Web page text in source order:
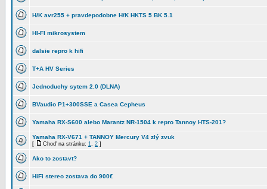
H/K avr255 + pravdepodobne H/K HKTS 5 BK 5.1
HI-FI mikrosystem
dalsie repro k hifi
T+A HV Series
Jednoduchy sytem 2.0 (DLNA)
BVaudio P1+300SSE a Casea Cepheus
Yamaha RX-S600 alebo Marantz NR-1504 k repro Tannoy HTS-201?
Yamaha RX-V671 + TANNOY Mercury V4 zlý zvuk
[ Choď na stránku: 1, 2 ]
Ako to zostavt?
HiFi stereo zostava do 900€